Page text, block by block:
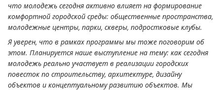
что молодежь сегодня активно влияет на формирование
комфортной городской среды: общественные пространства,
молодежные центры, парки, скверы, подростковые клубы.
Я уверен, что в рамках программы мы тоже поговорим об
этом. Планируется наше выступление на тему: как сегодня
молодежь реально участвует в реализации городских
повесток по строительству, архитектуре, дизайну
объектов и концептуальному развитию объектов. Мы